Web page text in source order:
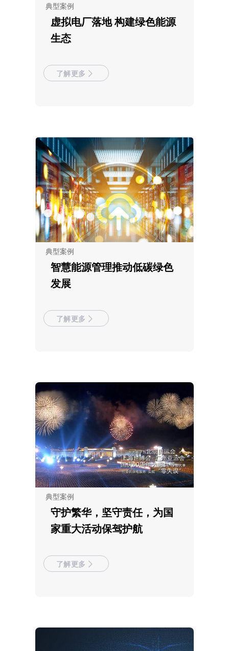
典型案例
虚拟电厂落地 构建绿色能源
生态
了解更多
典型案例
智慧能源管理推动低碳绿色
发展
了解更多
典型案例
守护繁华，坚守责任，为国
家重大活动保驾护航
了解更多